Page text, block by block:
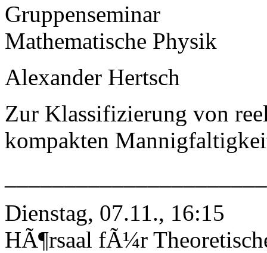
Gruppenseminar
Mathematische Physik
Alexander Hertsch
Zur Klassifizierung von
kompakten
Dienstag, 07.11., 16:15
HÃ¶rsaal fÃ¼r